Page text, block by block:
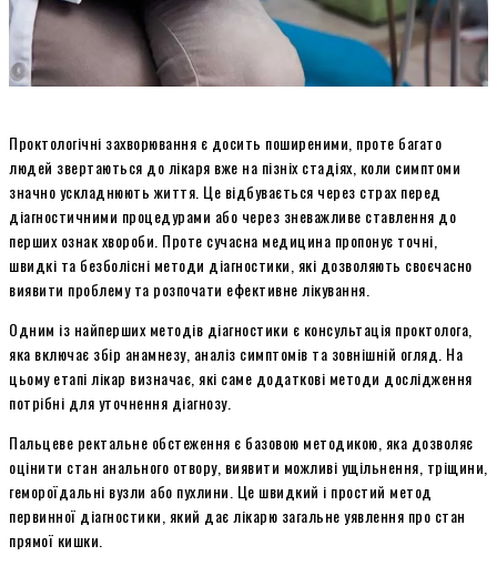
Проктологічні захворювання є досить поширеними, проте багато
людей звертаються до лікаря вже на пізніх стадіях, коли симптоми
значно ускладнюють життя. Це відбувається через страх перед
діагностичними процедурами або через зневажливе ставлення до
перших ознак хвороби. Проте сучасна медицина пропонує точні,
швидкі та безболісні методи діагностики, які дозволяють своєчасно
виявити проблему та розпочати ефективне лікування.
Одним із найперших методів діагностики є консультація проктолога,
яка включає збір анамнезу, аналіз симптомів та зовнішній огляд. На
цьому етапі лікар визначає, які саме додаткові методи дослідження
потрібні для уточнення діагнозу.
Пальцеве ректальне обстеження є базовою методикою, яка дозволяє
оцінити стан анального отвору, виявити можливі ущільнення, тріщини,
гемороїдальні вузли або пухлини. Це швидкий і простий метод
первинної діагностики, який дає лікарю загальне уявлення про стан
прямої кишки.